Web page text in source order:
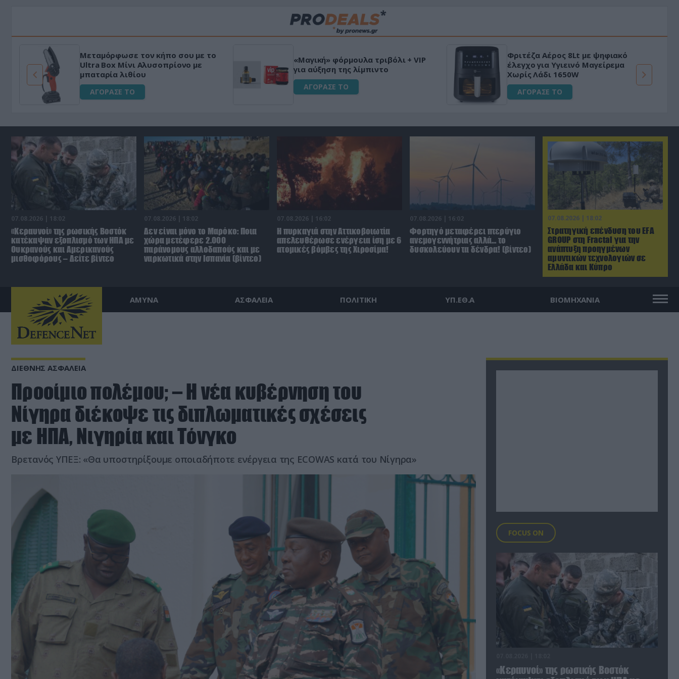
Μεταμόρφωσε τον κήπο σου με το
Ultra Box Μίνι Αλυσοπρίονο με
μπαταρία λιθίου
ΑΓΟΡΑΣΕ ΤΟ
«Μαγική» φόρμουλα τριβόλι + VIP
για αύξηση της λίμπιντο
ΑΓΟΡΑΣΕ ΤΟ
Φριτέζα Αέρος 8Lt με ψηφιακό
έλεγχο για Υγιεινό Μαγείρεμα
Χωρίς Λάδι 1650W
ΑΓΟΡΑΣΕ ΤΟ
07.08.2026 | 18:02
Στρατηγική επένδυση του EFA
GROUP στη Fractal για την
ανάπτυξη προηγμένων
αμυντικών τεχνολογιών σε
Ελλάδα και Κύπρο
07.08.2026 | 18:02
«Κεραυνοί» της ρωσικής Βοστόκ
κατέκαψαν εξοπλισμό των ΗΠΑ με
Ουκρανούς και Αμερικανούς
μισθοφόρους – Δείτε βίντεο
07.08.2026 | 18:02
Δεν είναι μόνο το Μαρόκο: Ποια
χώρα μετέφερε 2.000
παράνομους αλλοδαπούς και με
ναρκωτικά στην Ισπανία (βίντεο)
07.08.2026 | 16:02
Η πυρκαγιά στην Αττικοβοιωτία
απελευθέρωσε ενέργεια ίση με 6
ατομικές βόμβες της Χιροσίμα!
07.08.2026 | 16:02
Φορτηγό μεταφέρει πτερύγιο
ανεμογεννήτριας αλλά… το
δυσκολεύουν τα δένδρα! (βίντεο)
ΑΜΥΝΑ ΑΣΦΑΛΕΙΑ ΠΟΛΙΤΙΚΗ ΥΠ.ΕΘ.Α ΒΙΟΜΗΧΑΝΙΑ
ΔΙΕΘΝΗΣ ΑΣΦΑΛΕΙΑ
Προοίμιο πολέμου; – Η νέα κυβέρνηση του
Νίγηρα διέκοψε τις διπλωματικές σχέσεις
με ΗΠΑ, Νιγηρία και Τόνγκο
Βρετανός ΥΠΕΞ: «Θα υποστηρίξουμε οποιαδήποτε ενέργεια της ECOWAS κατά του Νίγηρα»
FOCUS ON
«Κεραυνοί» της ρωσικής Βοστόκ